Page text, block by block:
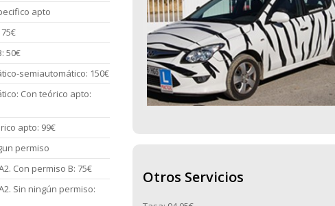
Otros Servicios
apto
50€
semiautomático: 150€
Con teórico apto:
apto: 99€
permiso
Con permiso B: 75€
Sin ningún permiso: